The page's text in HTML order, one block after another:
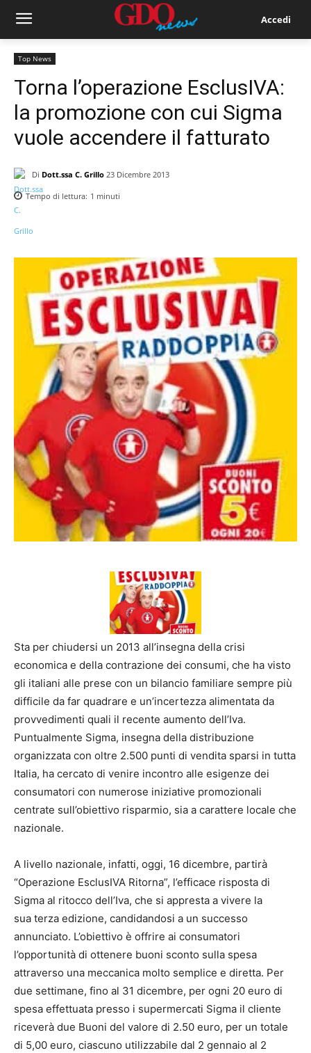
Accedi
Top News
Torna l’operazione EsclusIVA:
la promozione con cui Sigma
vuole accendere il fatturato
Di Dott.ssa C. Grillo 23 Dicembre 2013
Tempo di lettura: 1 minuti
Sta per chiudersi un 2013 all’insegna della crisi
economica e della contrazione dei consumi, che ha visto
gli italiani alle prese con un bilancio familiare sempre più
difficile da far quadrare e un’incertezza alimentata da
provvedimenti quali il recente aumento dell’Iva.
Puntualmente Sigma, insegna della distribuzione
organizzata con oltre 2.500 punti di vendita sparsi in tutta
Italia, ha cercato di venire incontro alle esigenze dei
consumatori con numerose iniziative promozionali
centrate sull’obiettivo risparmio, sia a carattere locale che
nazionale.
A livello nazionale, infatti, oggi, 16 dicembre, partirà
“Operazione EsclusIVA Ritorna”, l’efficace risposta di
Sigma al ritocco dell’Iva, che si appresta a vivere la
sua terza edizione, candidandosi a un successo
annunciato. L’obiettivo è offrire ai consumatori
l’opportunità di ottenere buoni sconto sulla spesa
attraverso una meccanica molto semplice e diretta. Per
due settimane, fino al 31 dicembre, per ogni 20 euro di
spesa effettuata presso i supermercati Sigma il cliente
riceverà due Buoni del valore di 2.50 euro, per un totale
di 5,00 euro, ciascuno utilizzabile dal 2 gennaio al 2